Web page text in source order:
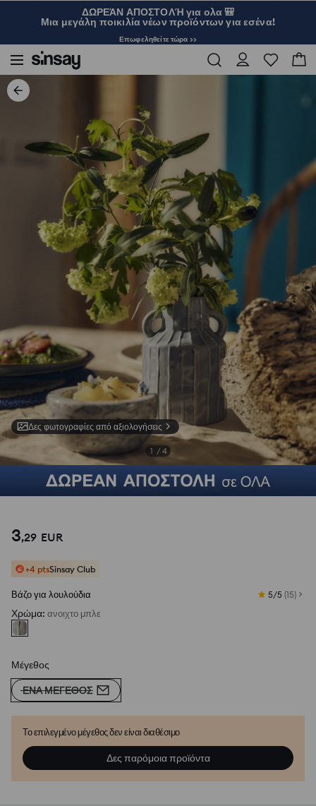
ΔΩΡΕΆΝ ΑΠΟΣΤΟΛΉ για ολα 🎒
Μια μεγάλη ποικιλία νέων προϊόντων για εσένα!
Επωφεληθείτε τώρα >>
Δες φωτογραφίες από αξιολογήσεις
1 / 4
3,29 EUR
+4 ptsSinsay Club
Βάζο για λουλούδια 5/5 (15)
Χρώμα: ανοιχτο μπλε
Μέγεθος
ΈΝΑ ΜΈΓΕΘΟΣ
Το επιλεγμένο μέγεθος δεν είναι διαθέσιμο
Δες παρόμοια προϊόντα